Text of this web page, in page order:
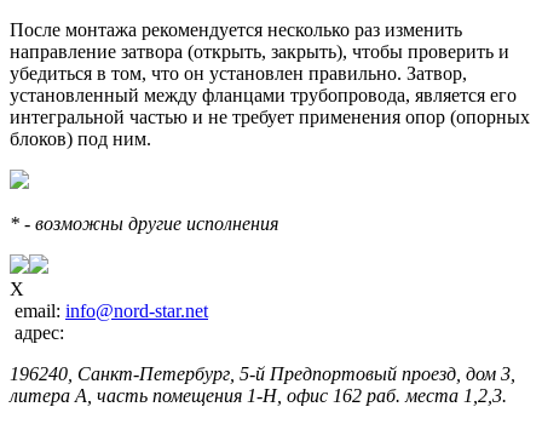
После монтажа рекомендуется несколько раз изменить
направление затвора (открыть, закрыть), чтобы проверить и
убедиться в том, что он установлен правильно. Затвор,
установленный между фланцами трубопровода, является его
интегральной частью и не требует применения опор (опорных
блоков) под ним.
* - возможны другие исполнения
X
email: info@nord-star.net
адрес:
196240, Санкт-Петербург, 5-й Предпортовый проезд, дом 3,
литера А, часть помещения 1-Н, офис 162 раб. места 1,2,3.